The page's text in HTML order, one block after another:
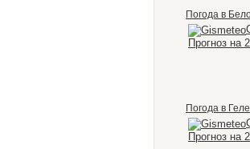
Погода в
Прогноз на
Погода в
Прогноз на